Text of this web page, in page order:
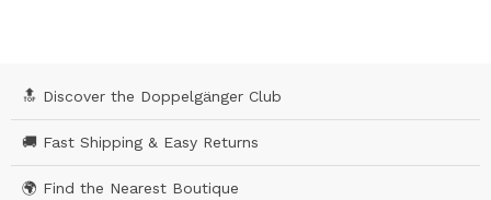
🔝 Discover the Doppelgänger Club
🚚 Fast Shipping & Easy Returns
🌍 Find the Nearest Boutique